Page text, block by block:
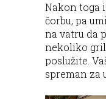
Nakon toga
čorbu, pa
na vatru da
nekoliko
poslužite.
spreman za